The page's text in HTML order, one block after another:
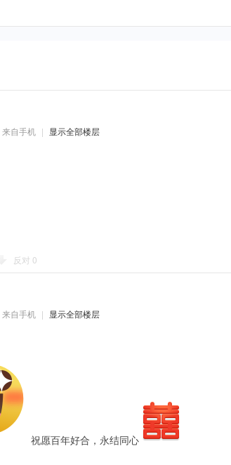
来自手机 | 显示全部楼层
反对 0
来自手机 | 显示全部楼层
祝愿百年好合，永结同心